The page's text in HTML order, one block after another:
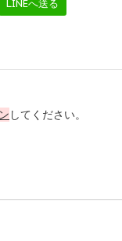
LINEへ送る
してください。